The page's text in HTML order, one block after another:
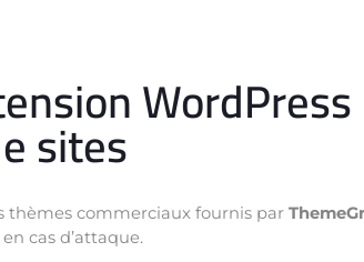
sites
thèmes commerciaux fournis par
cas d’attaque.